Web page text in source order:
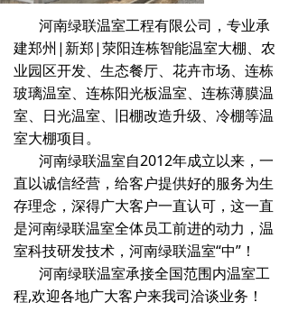
河南绿联温室工程有限公司，专业承
建郑州|新郑|荥阳连栋智能温室大棚、农
业园区开发、生态餐厅、花卉市场、连栋
玻璃温室、连栋阳光板温室、连栋薄膜温
室、日光温室、旧棚改造升级、冷棚等温
室大棚项目。
河南绿联温室自2012年成立以来，一
直以诚信经营，给客户提供好的服务为生
存理念，深得广大客户一直认可，这一直
是河南绿联温室全体员工前进的动力，温
室科技研发技术，河南绿联温室“中”！
河南绿联温室承接全国范围内温室工
程,欢迎各地广大客户来我司洽谈业务！